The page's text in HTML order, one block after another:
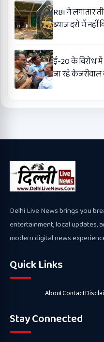
RBI ने लगातार
ब्याज दरों में
ई-20 के विरोध
जा रहे
Delhi Live News brings you
entertainment, local updates,
modern digital news
Quick Links
AboutContact
Stay Connected